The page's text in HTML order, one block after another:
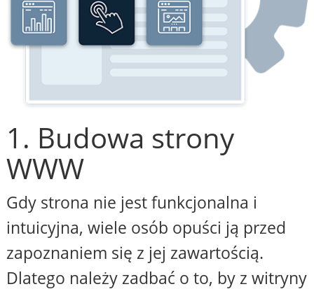
1. Budowa strony
WWW
Gdy strona nie jest funkcjonalna i
intuicyjna, wiele osób opuści ją przed
zapoznaniem się z jej zawartością.
Dlatego należy zadbać o to, by z witryny